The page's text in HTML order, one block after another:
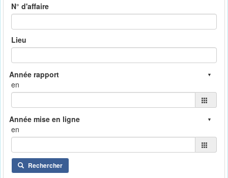
N° d'affaire
Lieu
en
en
Rechercher